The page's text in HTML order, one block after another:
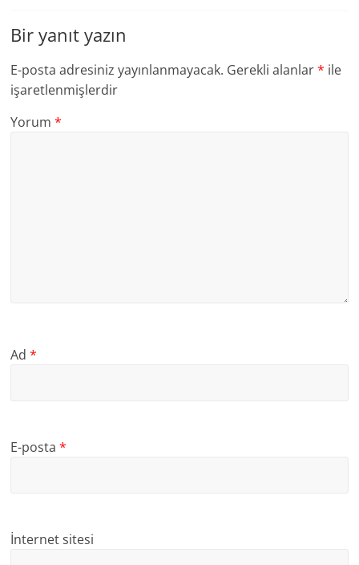
Bir yanıt yazın
E-posta adresiniz yayınlanmayacak. Gerekli alanlar* ile
işaretlenmişlerdir
Yorum*
Ad*
E-posta*
İnternet sitesi